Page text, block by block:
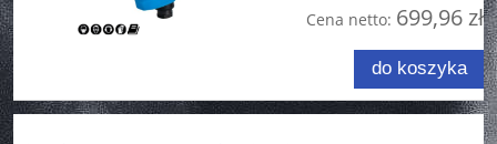
Cena netto: 699,96 zł
do koszyka